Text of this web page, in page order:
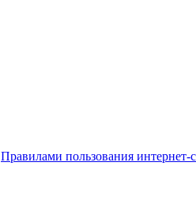
Правилами пользования интернет-